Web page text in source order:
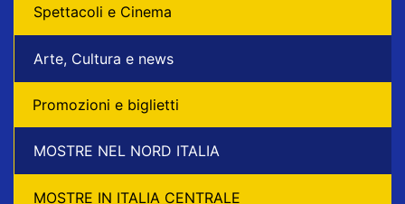
Spettacoli e Cinema
Arte, Cultura e news
Promozioni e biglietti
MOSTRE NEL NORD ITALIA
MOSTRE IN ITALIA CENTRALE